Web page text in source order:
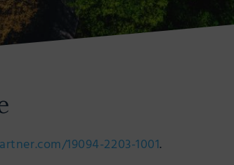
19094-2203-1001.